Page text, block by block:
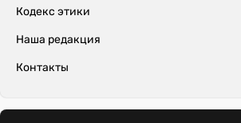
Кодекс этики
Наша редакция
Контакты